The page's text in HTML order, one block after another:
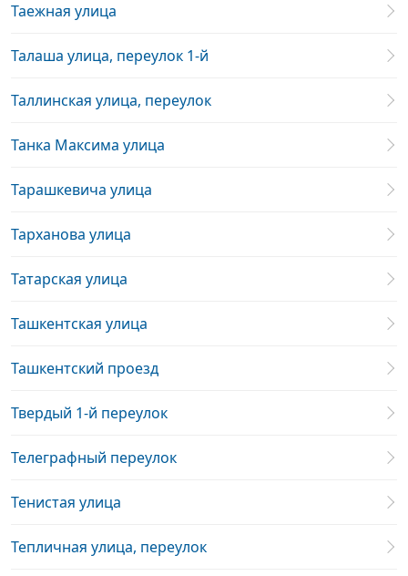
Таежная улица
Талаша улица, переулок 1-й
Таллинская улица, переулок
Танка Максима улица
Тарашкевича улица
Тарханова улица
Татарская улица
Ташкентская улица
Ташкентский проезд
Твердый 1-й переулок
Телеграфный переулок
Тенистая улица
Тепличная улица, переулок